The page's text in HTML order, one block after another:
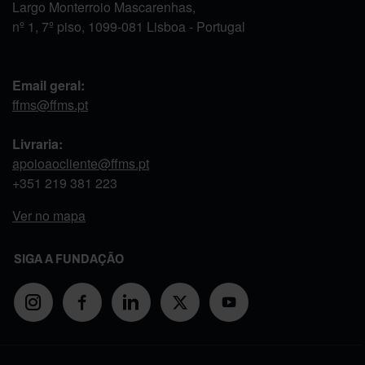
Largo Monterroio Mascarenhas,
nº 1, 7º piso, 1099-081 Lisboa - Portugal
Email geral:
ffms@ffms.pt
Livraria:
apoioaocliente@ffms.pt
+351 219 381 223
Ver no mapa
SIGA A FUNDAÇÃO